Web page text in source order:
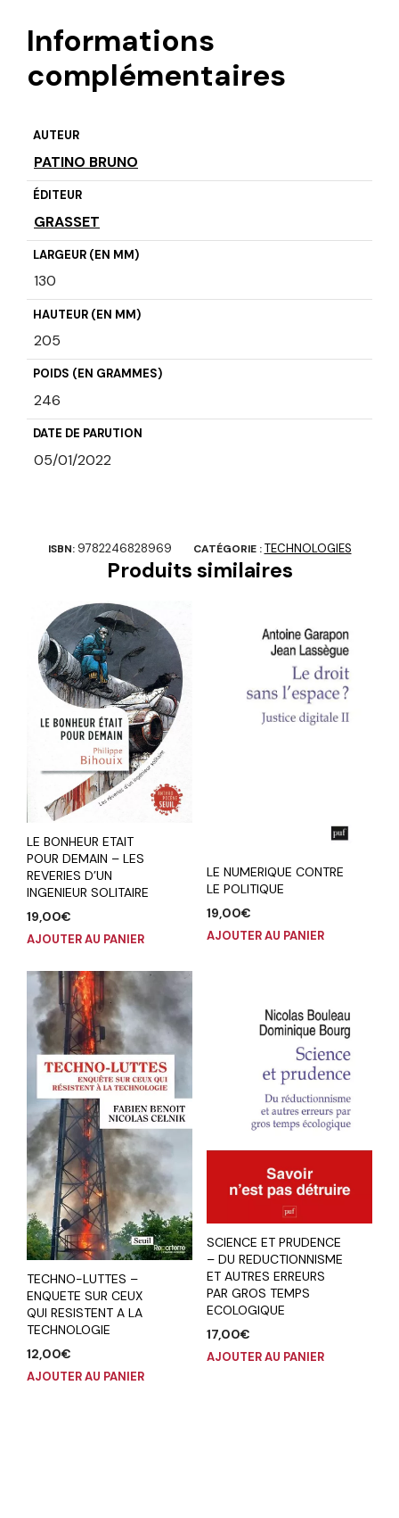
Informations
complémentaires
AUTEUR
PATINO BRUNO
ÉDITEUR
GRASSET
LARGEUR (EN MM)
130
HAUTEUR (EN MM)
205
POIDS (EN GRAMMES)
246
DATE DE PARUTION
05/01/2022
ISBN: 9782246828969 CATÉGORIE :TECHNOLOGIES
Produits similaires
LE BONHEUR ETAIT
POUR DEMAIN – LES
REVERIES D’UN
INGENIEUR SOLITAIRE
19,00€
AJOUTER AU PANIER
LE NUMERIQUE CONTRE
LE POLITIQUE
19,00€
AJOUTER AU PANIER
TECHNO-LUTTES –
ENQUETE SUR CEUX
QUI RESISTENT A LA
TECHNOLOGIE
12,00€
AJOUTER AU PANIER
SCIENCE ET PRUDENCE
– DU REDUCTIONNISME
ET AUTRES ERREURS
PAR GROS TEMPS
ECOLOGIQUE
17,00€
AJOUTER AU PANIER